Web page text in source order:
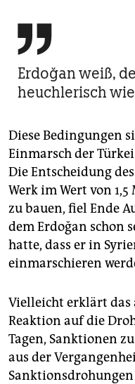

Erdoğan weiß,
heuchlerisch
Diese Bedingungen
Einmarsch der
Die Entscheidung
Werk im Wert von
zu bauen, fiel Ende
dem Erdoğan schon
hatte, dass er in
einmarschieren
Vielleicht erklärt das
Reaktion auf die
Tagen, Sanktionen
aus der